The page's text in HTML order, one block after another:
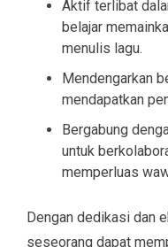
Aktif terlibat
belajar
menulis lagu.
Mendengarkan
mendapatkan
Bergabung
untuk
memperluas
Dengan dedikasi dan
seseorang dapat